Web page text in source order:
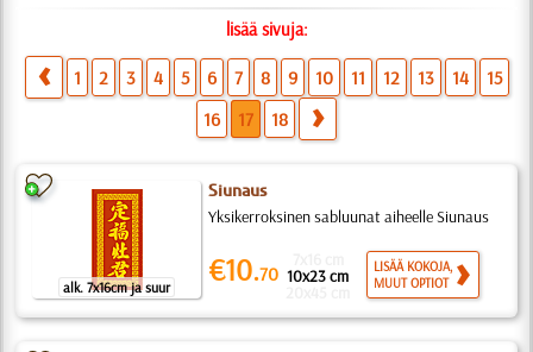
lisää sivuja:
1 2 3 4 5 6 7 8 9 10 11 12 13 14
15
16
17 18
alk. 7x16cm ja suur
Siunaus
Yksikerroksinen sabluunat aiheelle Siunaus
€10.70 10x23 cm
LISÄÄ KOKOJA,
MUUT OPTIOT